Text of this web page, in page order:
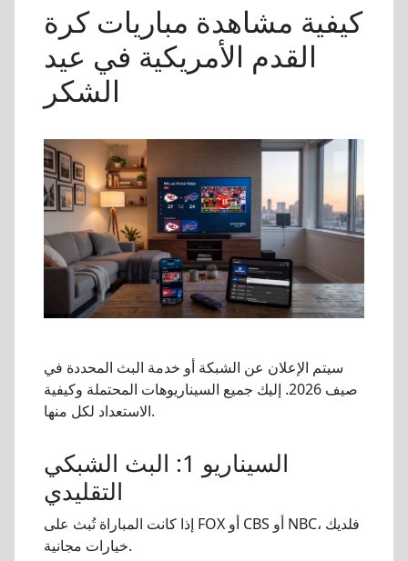
كيفية مشاهدة مباريات كرة
القدم الأمريكية في عيد
الشكر
سيتم الإعلان عن الشبكة أو خدمة البث المحددة في
صيف 2026. إليك جميع السيناريوهات المحتملة وكيفية
الاستعداد لكل منها.
السيناريو 1: البث الشبكي
التقليدي
إذا كانت المباراة تُبث على FOX أو CBS أو NBC، فلديك
خيارات مجانية.